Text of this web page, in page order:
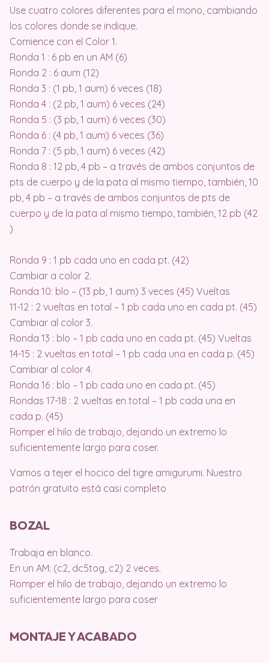
Use cuatro colores diferentes para el mono, cambiando
los colores donde se indique.
Comience con el Color 1.
Ronda 1 : 6 pb en un AM (6)
Ronda 2 : 6 aum (12)
Ronda 3 : (1 pb, 1 aum) 6 veces (18)
Ronda 4 : (2 pb, 1 aum) 6 veces (24)
Ronda 5 : (3 pb, 1 aum) 6 veces (30)
Ronda 6 : (4 pb, 1 aum) 6 veces (36)
Ronda 7 : (5 pb, 1 aum) 6 veces (42)
Ronda 8 : 12 pb, 4 pb – a través de ambos conjuntos de
pts de cuerpo y de la pata al mismo tiempo, también, 10
pb, 4 pb – a través de ambos conjuntos de pts de
cuerpo y de la pata al mismo tiempo, también, 12 pb (42
)
Ronda 9 : 1 pb cada uno en cada pt. (42)
Cambiar a color 2.
Ronda 10: blo – (13 pb, 1 aum) 3 veces (45) Vueltas
11-12 : 2 vueltas en total – 1 pb cada uno en cada pt. (45)
Cambiar al color 3.
Ronda 13 : blo – 1 pb cada uno en cada pt. (45) Vueltas
14-15 : 2 vueltas en total – 1 pb cada una en cada p. (45)
Cambiar al color 4.
Ronda 16 : blo – 1 pb cada uno en cada pt. (45)
Rondas 17-18 : 2 vueltas en total – 1 pb cada una en
cada p. (45)
Romper el hilo de trabajo, dejando un extremo lo
suficientemente largo para coser.
Vamos a tejer el hocico del tigre amigurumi. Nuestro
patrón gratuito está casi completo
BOZAL
Trabaja en blanco.
En un AM: (c2, dc5tog, c2) 2 veces.
Romper el hilo de trabajo, dejando un extremo lo
suficientemente largo para coser
MONTAJE Y ACABADO